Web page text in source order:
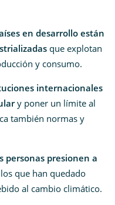
en desarrollo están
que explotan
y consumo.
internacionales
y poner un límite al
también normas y
personas presionen a
que han quedado
al cambio climático.